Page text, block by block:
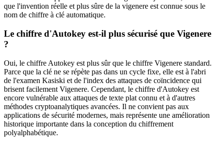
que l'invention réelle et plus sûre de la vigenere est connue sous le
nom de chiffre à clé automatique.
Le chiffre d'Autokey est-il plus sécurisé que Vigenere
?
Oui, le chiffre Autokey est plus sûr que le chiffre Vigenere standard.
Parce que la clé ne se répète pas dans un cycle fixe, elle est à l'abri
de l'examen Kasiski et de l'index des attaques de coïncidence qui
brisent facilement Vigenere. Cependant, le chiffre d'Autokey est
encore vulnérable aux attaques de texte plat connu et à d'autres
méthodes cryptoanalytiques avancées. Il ne convient pas aux
applications de sécurité modernes, mais représente une amélioration
historique importante dans la conception du chiffrement
polyalphabétique.